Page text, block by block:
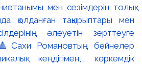
мен сезімдерін толық
қолданған тақырыптары мен
әлеуетін зерттеуге
🔺Сахи Романовтың бейнелер
кеңдігімен, көркемдік